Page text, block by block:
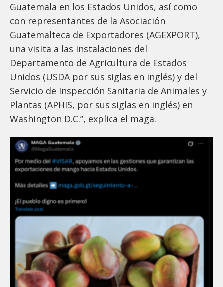
Guatemala en los Estados Unidos, así como
con representantes de la Asociación
Guatemalteca de Exportadores (AGEXPORT),
una visita a las instalaciones del
Departamento de Agricultura de Estados
Unidos (USDA por sus siglas en inglés) y del
Servicio de Inspección Sanitaria de Animales y
Plantas (APHIS, por sus siglas en inglés) en
Washington D.C.”, explica el maga.